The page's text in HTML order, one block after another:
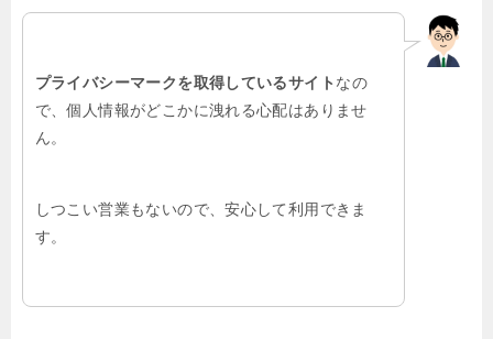
プライバシーマークを取得しているサイト なの
で、個人情報がどこかに洩れる心配はありませ
ん。
しつこい営業もないので、安心して利用できま
す。